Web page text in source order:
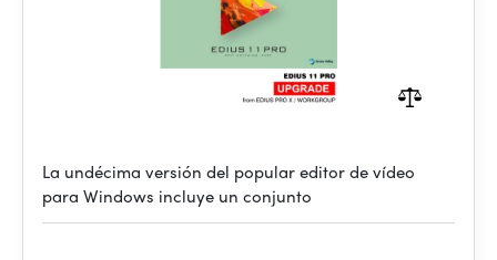
La undécima versión del popular editor de vídeo
para Windows incluye un conjunto